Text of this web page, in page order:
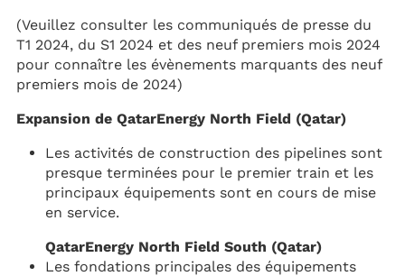
(Veuillez consulter les communiqués de presse du
T1 2024, du S1 2024 et des neuf premiers mois 2024
pour connaître les évènements marquants des neuf
premiers mois de 2024)
Expansion de QatarEnergy North Field (Qatar)
Les activités de construction des pipelines sont
presque terminées pour le premier train et les
principaux équipements sont en cours de mise
en service.
QatarEnergy North Field South (Qatar)
Les fondations principales des équipements